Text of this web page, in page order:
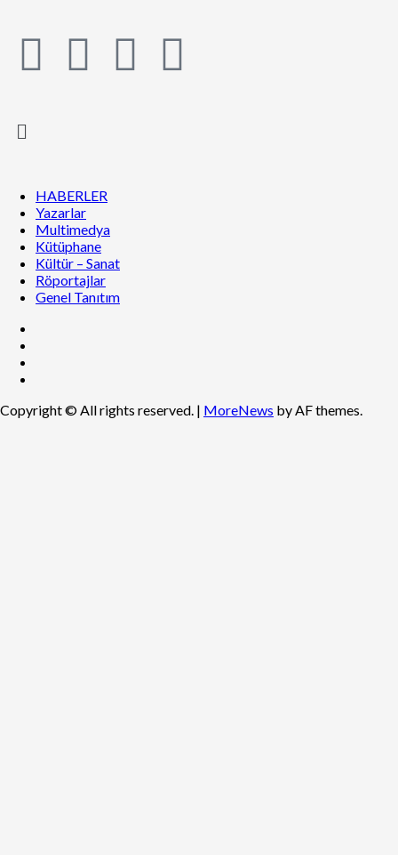
HABERLER
Yazarlar
Multimedya
Kütüphane
Kültür – Sanat
Röportajlar
Genel Tanıtım
Copyright © All rights reserved. | MoreNews by AF themes.